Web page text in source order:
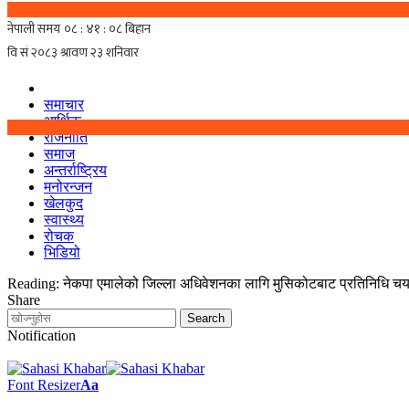
समाचार
आर्थिक
राजनीति
समाज
अन्तर्राष्ट्रिय
मनोरन्जन
खेलकुद
स्वास्थ्य
रोचक
भिडियो
Reading: नेकपा एमालेको जिल्ला अधिवेशनका लागि मुसिकोटबाट प्रतिनिधि
Share
Notification
Font ResizerAa